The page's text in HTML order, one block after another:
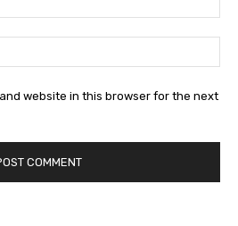
website in this browser for the next